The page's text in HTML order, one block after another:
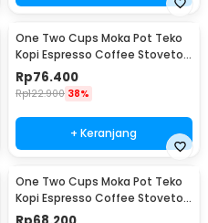
One Two Cups Moka Pot Teko
Kopi Espresso Coffee Stovetop
6 Cup 300ml - Z20
Rp76.400
Rp122.900 38%
+ Keranjang
One Two Cups Moka Pot Teko
Kopi Espresso Coffee Stovetop
4 Cup 200ml - Z20